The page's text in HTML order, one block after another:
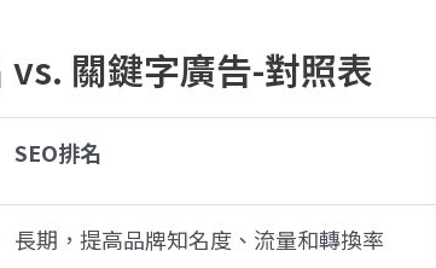
vs. 關鍵字廣告-對照表​
SEO排名
長期，提高品牌知名度、流量和轉換率